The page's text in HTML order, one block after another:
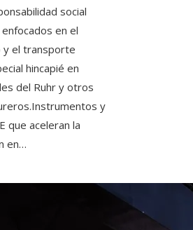
social
en el
y el transporte
hincapié en
del Ruhr y otros
y
que aceleran la
en…